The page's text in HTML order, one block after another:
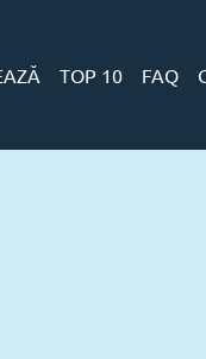
TOP 10 FAQ